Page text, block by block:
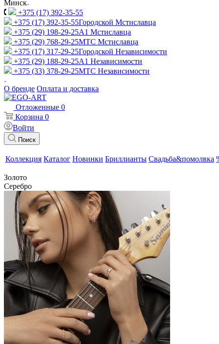
Минск
+375 (17) 392-35-55
+375 (17) 392-35-55Городской Мстиславца
+375 (29) 198-29-25A1 Мстиславца
+375 (29) 768-29-25МТС Мстиславца
+375 (17) 317-29-25Городской Независимости
+375 (29) 188-29-25A1 Независимости
+375 (33) 378-29-25МТС Независимости
О бренде Оплата и доставка
Отложенные 0
Корзина 0
Войти
Поиск
Коллекция Каталог Новинки Бриллианты Свадьба&помолвка
Золото
Серебро